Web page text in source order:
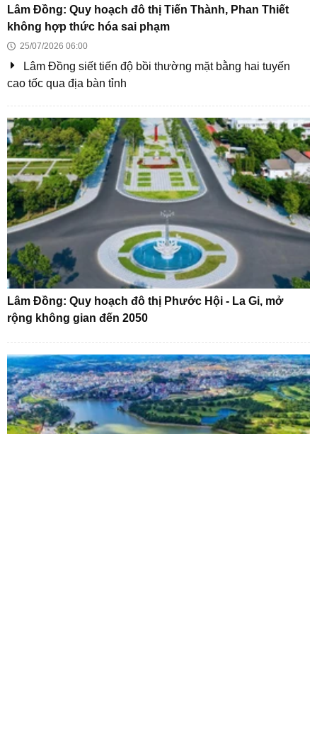
‘Gọng kìm’ siết thị trường đất nền phía Nam
Xem thêm
Giấy phép hoạt động báo chí số 29/GP-CBC Bộ TTTT cấp ngày 24/12/2020
Tổng biên tập:
Nhà báo Nguyễn Thị Mai Hương
Tòa soạn:
Số 70 Trần Hưng Đạo, phường Cửa Nam, Hà Nội.
VPĐD tại TP.HCM:
590/24 Phan Văn Trị, phường Hạnh Thông, Thành phố Hồ
Chí Minh.
Điện thoại:024 6 254 3519
Hotline:096 523 7756 (Toà soạn Hà Nội) / 091 122 1222 (VPĐD TPHCM)
Email: tkts@kienthuc.net.vn
Chuyên trang của Báo
Liên hệ quảng cáo
Email: quangcao.kienthuc@gmail.com